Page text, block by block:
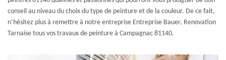
conseil au niveau du choix du type de peinture et de la couleur. De ce fait,
n’hésitez plus à remettre à notre entreprise Entreprise Bauer, Renovation
Tarnaise tous vos travaux de peinture à Campagnac 81140.